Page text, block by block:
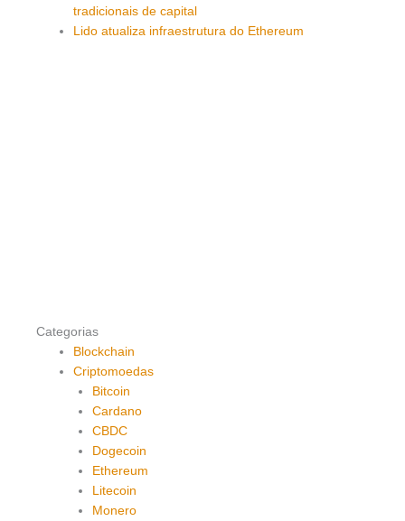
tradicionais de capital
Lido atualiza infraestrutura do Ethereum
Categorias
Blockchain
Criptomoedas
Bitcoin
Cardano
CBDC
Dogecoin
Ethereum
Litecoin
Monero